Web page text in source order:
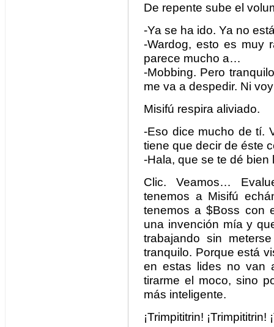
De repente sube el
-Ya se ha ido. Ya no
-Wardog, esto es muy
parece mucho a…
-Mobbing. Pero
me va a despedir. Ni
Misifú respira aliviado.
-Eso dice mucho de tí.
tiene que decir de éste
-Hala, que se te dé bien
Clic. Veamos…
tenemos a Misifú
tenemos a $Boss con
una invención mía y
trabajando sin
tranquilo. Porque está
en estas lides no van
tirarme el moco, sino
más inteligente.
¡Trimpititrin! ¡Trimpititrin!